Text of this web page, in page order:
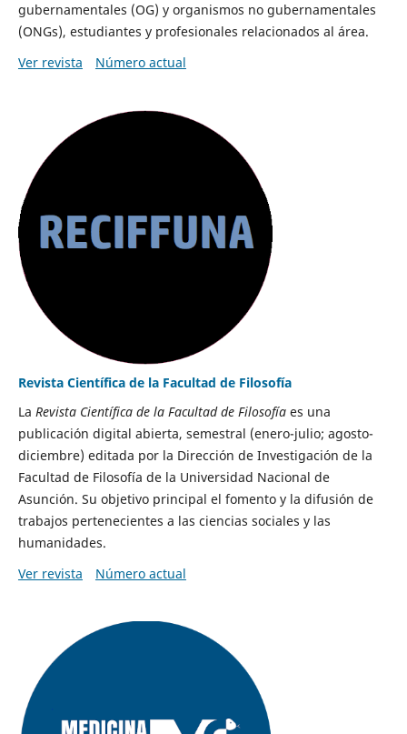
gubernamentales (OG) y organismos no gubernamentales
(ONGs), estudiantes y profesionales relacionados al área.
Ver revista
Número actual
Revista Científica de la Facultad de Filosofía
La Revista Científica de la Facultad de Filosofíaes una
publicación digital abierta, semestral (enero-julio; agosto-
diciembre) editada por la Dirección de Investigación de la
Facultad de Filosofía de la Universidad Nacional de
Asunción. Su objetivo principal el fomento y la difusión de
trabajos pertenecientes a las ciencias sociales y las
humanidades.
Ver revista
Número actual